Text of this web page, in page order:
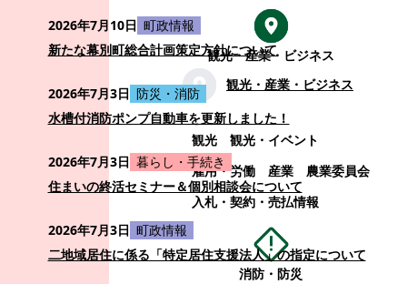
観光・産業・ビジネス
観光・産業・ビジネス
観光
観光・イベント
雇用・労働
産業
農業委員会
入札・契約・売払情報
消防・防災
2026年7月10日 町政情報
新たな幕別町総合計画策定方針について
2026年7月3日 防災・消防
水槽付消防ポンプ自動車を更新しました！
2026年7月3日 暮らし・手続き
住まいの終活セミナー＆個別相談会について
2026年7月3日 町政情報
二地域居住に係る「特定居住支援法人」の指定について